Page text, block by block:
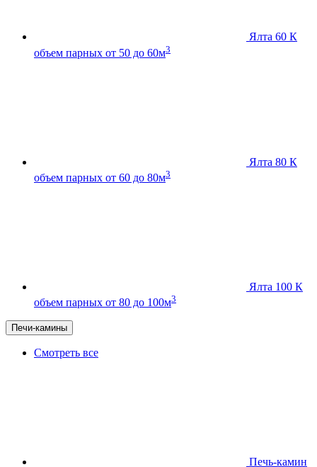
Ялта 60 К
объем парных от 50 до 60м3
Ялта 80 К
объем парных от 60 до 80м3
Ялта 100 К
объем парных от 80 до 100м3
Печи-камины
Смотреть все
Печь-камин